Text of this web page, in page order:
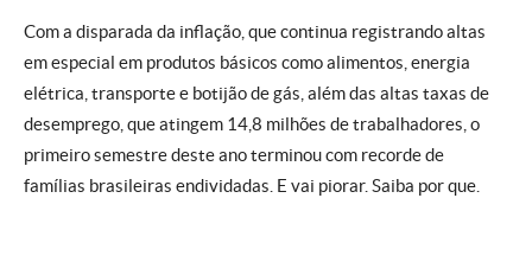
Com a disparada da inflação, que continua registrando altas
em especial em produtos básicos como alimentos, energia
elétrica, transporte e botijão de gás, além das altas taxas de
desemprego, que atingem 14,8 milhões de trabalhadores, o
primeiro semestre deste ano terminou com recorde de
famílias brasileiras endividadas. E vai piorar. Saiba por que.